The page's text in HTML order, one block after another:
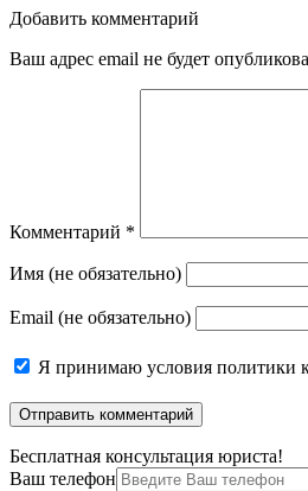
Добавить комментарий
Ваш адрес email не будет
Комментарий *
Имя (не обязательно)
Email (не обязательно)
Я принимаю условия политики
Бесплатная консультация юриста!
Ваш телефон